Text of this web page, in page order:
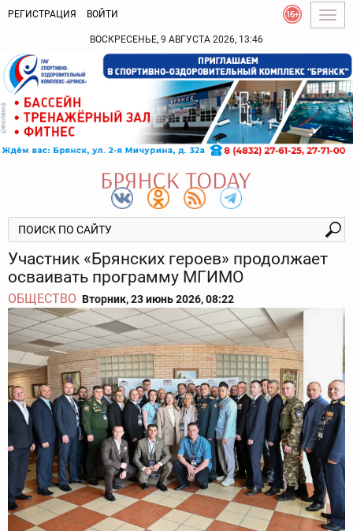
РЕГИСТРАЦИЯ ВОЙТИ
ВОСКРЕСЕНЬЕ, 9 АВГУСТА 2026, 13:46
Участник «Брянских героев» продолжает
осваивать программу МГИМО
ОБЩЕСТВО Вторник, 23 июнь 2026, 08:22